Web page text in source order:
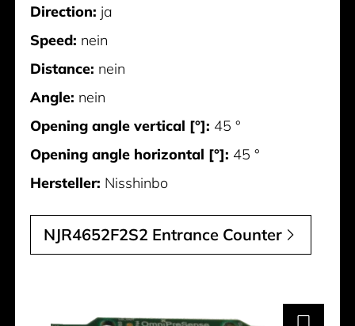
Direction: ja
Speed: nein
Distance: nein
Angle: nein
Opening angle vertical [°]: 45 °
Opening angle horizontal [°]: 45 °
Hersteller: Nisshinbo
NJR4652F2S2 Entrance Counter